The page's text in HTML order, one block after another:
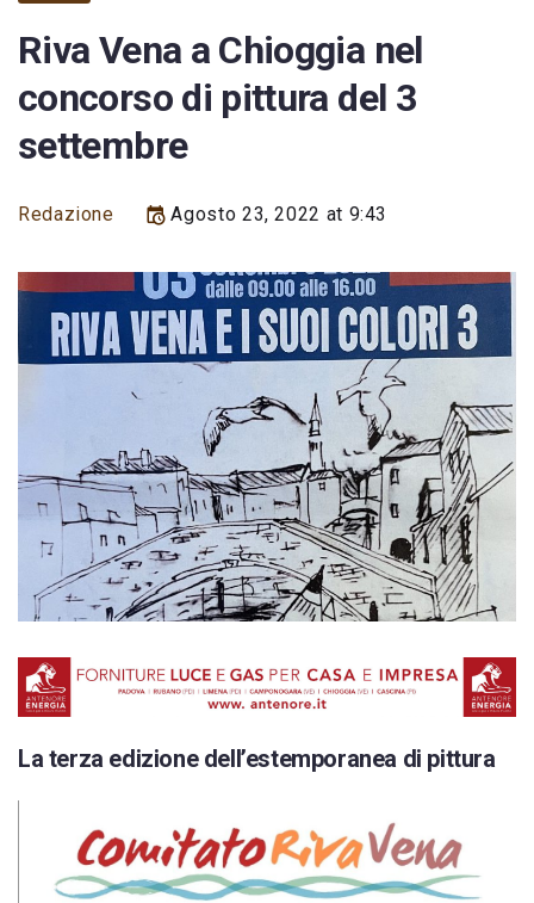
Riva Vena a Chioggia nel
concorso di pittura del 3
settembre
Redazione Agosto 23, 2022 at 9:43
La terza edizione dell’estemporanea di pittura